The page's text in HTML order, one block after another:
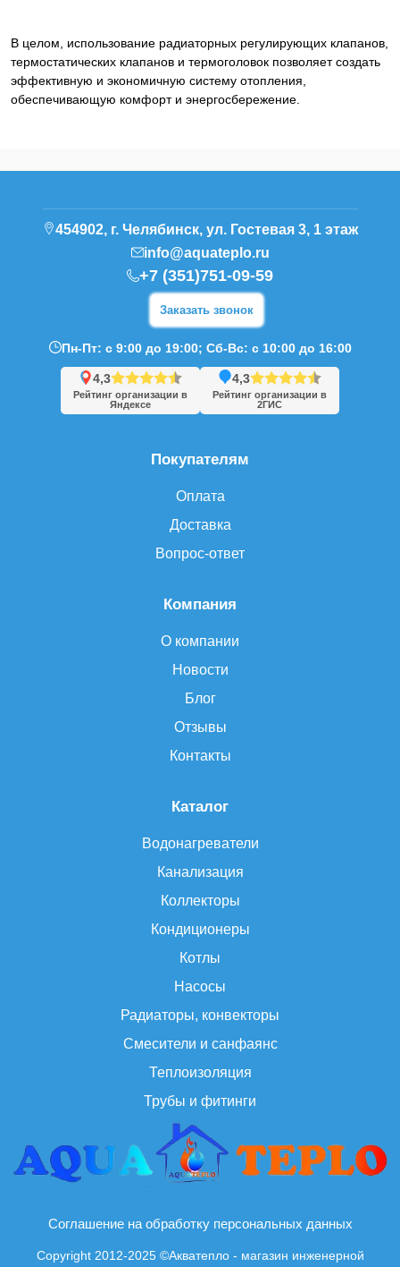
В целом, использование радиаторных регулирующих клапанов,
термостатических клапанов и термоголовок позволяет создать
эффективную и экономичную систему отопления,
обеспечивающую комфорт и энергосбережение.
Каталог
Водонагреватели
Канализация
Коллекторы
Кондиционеры
Котлы
Насосы
Радиаторы, конвекторы
Смесители и санфаянс
Теплоизоляция
Трубы и фитинги
Компания
О компании
Новости
Блог
Отзывы
Контакты
Покупателям
Оплата
Доставка
Вопрос-ответ
454902, г. Челябинск, ул. Гостевая 3, 1 этаж
info@aquateplo.ru
+7 (351)751-09-59
Заказать звонок
Пн-Пт: с 9:00 до 19:00; Сб-Вс: с 10:00 до 16:00
4,3
Рейтинг организации в
Яндексе
4,3
Рейтинг организации в
2ГИС
Соглашение на обработку персональных данных
Copyright 2012-2025 ©Акватепло - магазин инженерной